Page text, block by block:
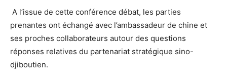
A l’issue de cette conférence débat, les parties
prenantes ont échangé avec l’ambassadeur de chine et
ses proches collaborateurs autour des questions
réponses relatives du partenariat stratégique sino-
djiboutien.